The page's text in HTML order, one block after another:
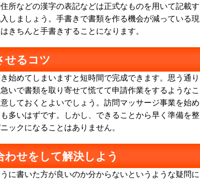
所などの漢字の表記などは正式なものを用いて記載す
しましょう。手書きで書類を作る機会が減っている現
きちんと手書きすることになります。
せるコツ
始めてしまいますと短時間で完成できます。思う通り
いで書類を取り寄せて慌てて申請作業をするようなこ
しておくとよいでしょう。訪問マッサージ事業を始め
多いはずです。しかし、できることから早く準備を整
ックになることはありません。
わせをして解決しよう
に書いた方が良いのか分からないというような疑問に